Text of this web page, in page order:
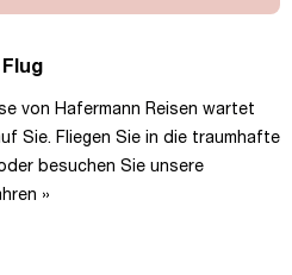
von Hafermann Reisen wartet
Sie. Fliegen Sie in die traumhafte
besuchen Sie unsere
»